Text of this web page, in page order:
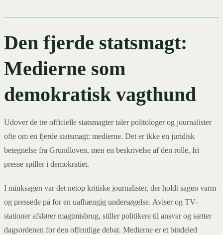
Den fjerde statsmagt:
Medierne som
demokratisk vagthund
Udover de tre officielle statsmagter taler politologer og journalister
ofte om en fjerde statsmagt: medierne. Det er ikke en juridisk
betegnelse fra Grundloven, men en beskrivelse af den rolle, fri
presse spiller i demokratiet.
I minksagen var det netop kritiske journalister, der holdt sagen varm
og pressede på for en uafhængig undersøgelse. Aviser og TV-
stationer afslører magtmisbrug, stiller politikere til ansvar og sætter
dagsordenen for den offentlige debat. Medierne er et bindeled